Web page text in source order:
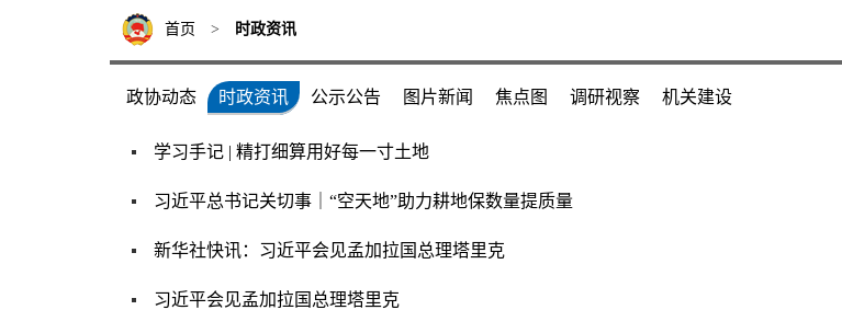
首页 > 时政资讯
政协动态 时政资讯 公示公告 图片新闻 焦点图 调研视察 机关建设
学习手记 | 精打细算用好每一寸土地
习近平总书记关切事｜“空天地”助力耕地保数量提质量
新华社快讯：习近平会见孟加拉国总理塔里克
习近平会见孟加拉国总理塔里克